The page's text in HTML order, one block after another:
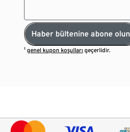
Haber bültenine abone olun
¹genel kupon koşulları geçerlidir.